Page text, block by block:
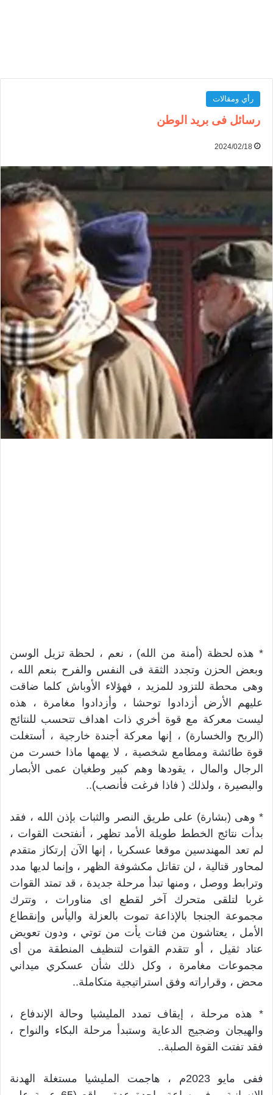
رأي ومقالات
رسائل فى بريد الوطن
2024/02/18
* هذه لحظة (أمنة من الله) ، نعم ، لحظة تزيل الوسن
وبعض الحزن وتجدد الثقة فى النفس والفرح بنعم الله ،
وهى محطة للتزود للمزيد ، فهؤلاء الأوباش كلما ضاقت
عليهم الأرض أزدادوا توحشا ، وأزدادوا مغامرة ، هذه
ليست معركة مع قوة أخري ذات اهداف تتحسب للنتائج
(الربح والخسارة) ، إنها معركة أجندة خارجية ، أستغلت
قوة طائشة ومطامع شخصية ، لا يهمها ماذا خسرت من
الرجال والمال ، يقودها وهم كبير وطغيان عمى الأبصار
والبصيرة ، ولذلك ( فاذا فرغت فأنصب)..
* وهى (بشارة) على طريق النصر والثبات بإذن الله ، فقد
بدأت نتائج الخطط طويلة الأمد تظهر ، أنفتحت القوات ،
لم تعد المهندسين موقعا عسكريا ، إنها الآن إرتكاز متقدم
لمحاور قتالية ، لن تقاتل مكشوفة الظهر ، وإنما لديها مدد
وترابط ووصل ، ومنها تبدأ مرحلة جديدة ، قد تمتد القوات
غربا لتلقى متحرك آخر لقطع اى مناورات ، وتترك
مجموعة الجنجا بالإذاعة تموت بالعزلة واليأس وإنقطاع
الأمل ، يعتاشون من فتات يأت من توتي ، ودون تعويض
عتاد ثقيل ، أو تتقدم القوات لتنظيف المنطقة من أى
مجموعات مغامرة ، وكل ذلك شأن عسكري ميداني
محض ، وقراراته وفق استراتيجية متكاملة..
* هذه مرحلة ، إيقاف تمدد المليشيا وحالة الإندفاع ،
والهيجان وضجيج الدعاية وستبدأ مرحلة البكاء والنواح ،
فقد تفتت القوة الصلبة..
ففى مايو 2023م ، هاجمت المليشيا مستغلة الهدنة